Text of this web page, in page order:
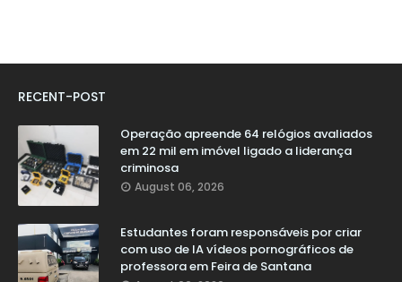
RECENT-POST
Operação apreende 64 relógios avaliados
em 22 mil em imóvel ligado a liderança
criminosa
August 06, 2026
Estudantes foram responsáveis por criar
com uso de IA vídeos pornográficos de
professora em Feira de Santana